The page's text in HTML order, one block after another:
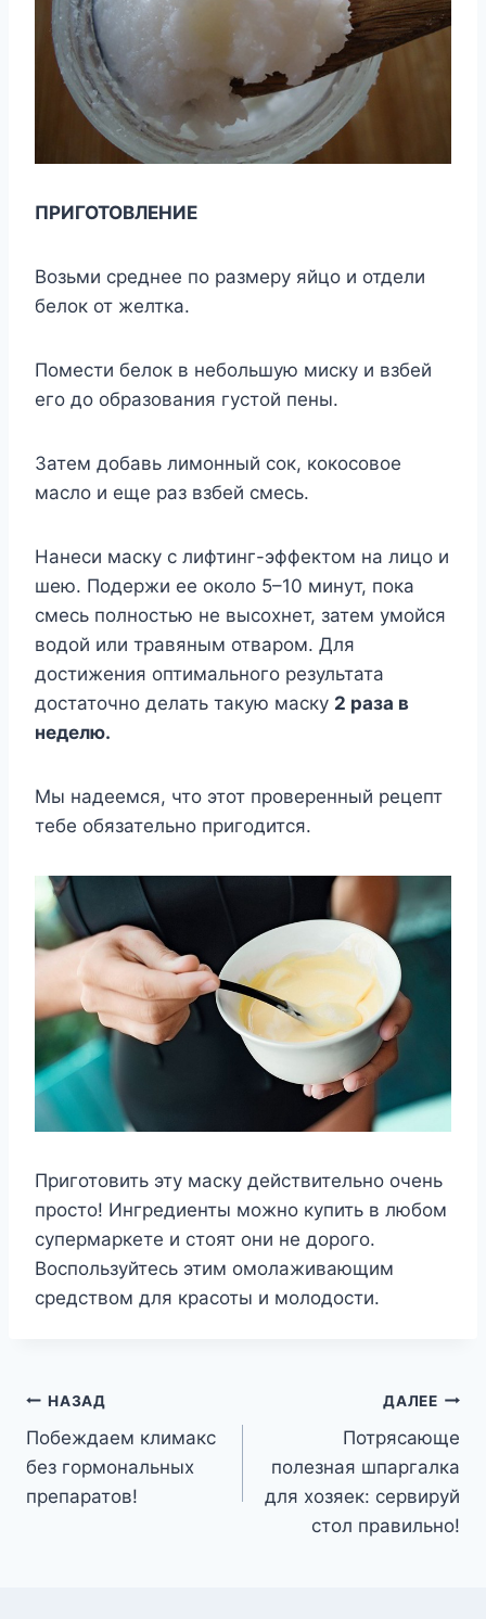
ПРИГОТОВЛЕНИЕ
Возьми среднее по размеру яйцо и отдели
белок от желтка.
Помести белок в небольшую миску и взбей
его до образования густой пены.
Затем добавь лимонный сок, кокосовое
масло и еще раз взбей смесь.
Нанеси маску с лифтинг-эффектом на лицо и
шею. Подержи ее около 5–10 минут, пока
смесь полностью не высохнет, затем умойся
водой или травяным отваром. Для
достижения оптимального результата
достаточно делать такую маску 2 раза в
неделю.
Мы надеемся, что этот проверенный рецепт
тебе обязательно пригодится.
Приготовить эту маску действительно очень
просто! Ингредиенты можно купить в любом
супермаркете и стоят они не дорого.
Воспользуйтесь этим омолаживающим
средством для красоты и молодости.
Навигация
по
записям
НАЗАД
Побеждаем климакс
без гормональных
препаратов!
ДАЛЕЕ
Потрясающе
полезная шпаргалка
для хозяек: сервируй
стол правильно!